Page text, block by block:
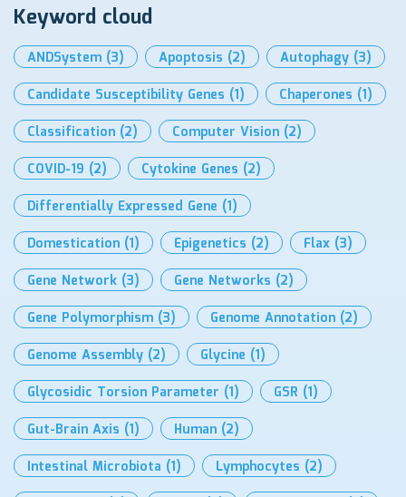
Keyword cloud
ANDSystem (3) Apoptosis (2) Autophagy (3)
Candidate Susceptibility Genes (1) Chaperones (1)
Classification (2) Computer Vision (2)
COVID-19 (2) Cytokine Genes (2)
Differentially Expressed Gene (1)
Domestication (1) Epigenetics (2) Flax (3)
Gene Network (3) Gene Networks (2)
Gene Polymorphism (3) Genome Annotation (2)
Genome Assembly (2) Glycine (1)
Glycosidic Torsion Parameter (1) GSR (1)
Gut-Brain Axis (1) Human (2)
Intestinal Microbiota (1) Lymphocytes (2)